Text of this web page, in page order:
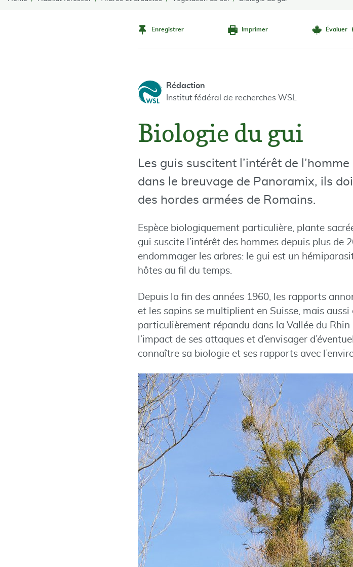
Enregistrer Imprimer Évaluer
Rédaction
Institut fédéral de recherches WSL
Biologie du gui
Les guis suscitent l’intérêt de
dans le breuvage de Panoramix, ils
des hordes armées de Romains.
Espèce biologiquement particulière, plante
gui suscite l’intérêt des hommes depuis plus de
endommager les arbres: le gui est un
hôtes au fil du temps.
Depuis la fin des années 1960, les rapports
et les sapins se multiplient en Suisse, mais
particulièrement répandu dans la Vallée du Rhin
l’impact de ses attaques et d’envisager
connaître sa biologie et ses rapports avec